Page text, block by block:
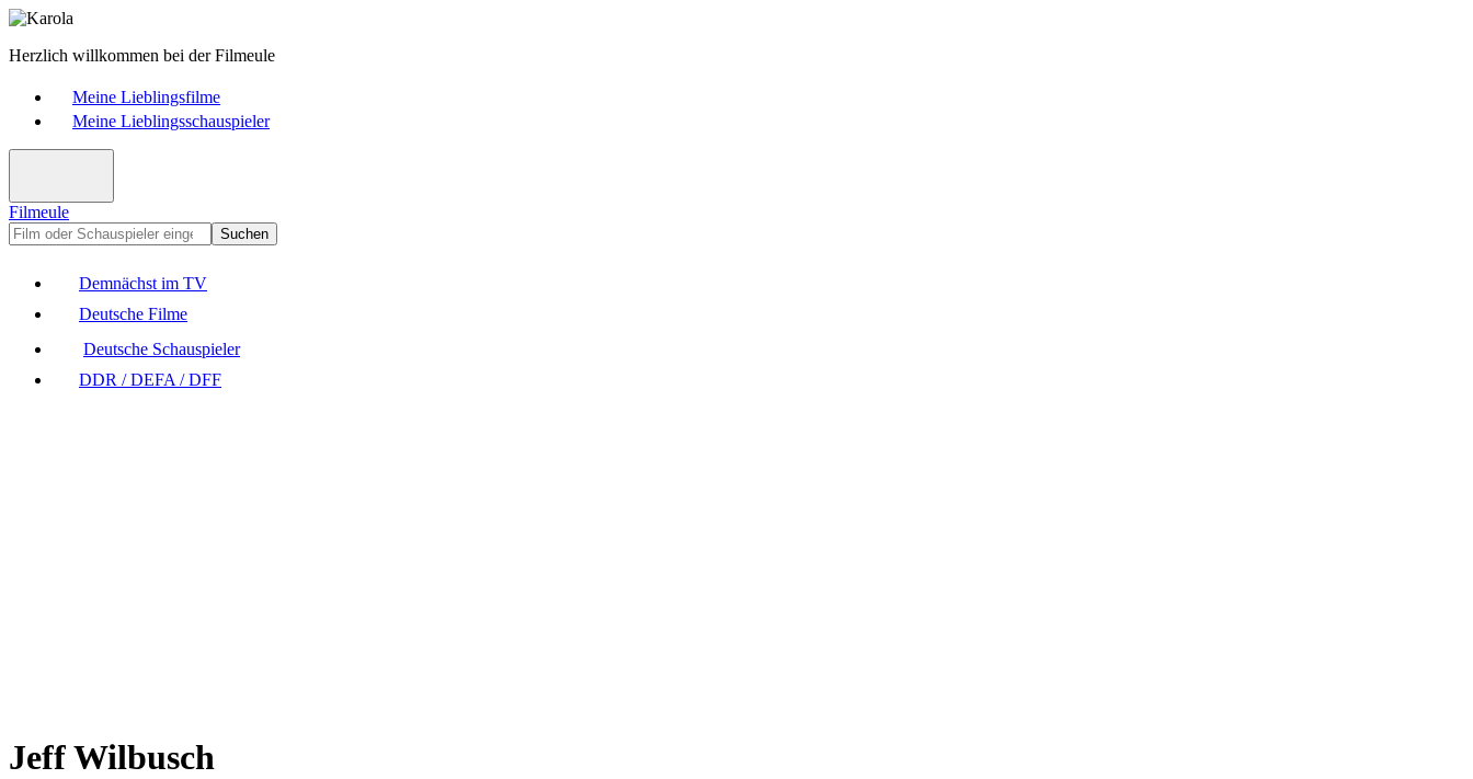
Herzlich willkommen bei der Filmeule
Meine Lieblingsfilme
Meine Lieblingsschauspieler
Filmeule
Suchen
Demnächst im TV
Deutsche Filme
Deutsche Schauspieler
DDR / DEFA / DFF
Jeff Wilbusch